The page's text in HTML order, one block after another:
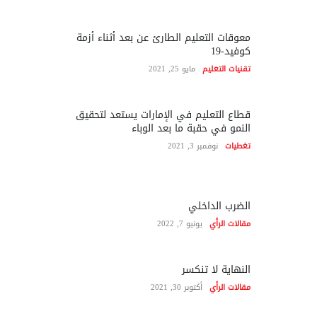
معوقات التعليم الطارئ عن بعد أثناء أزمة
كوفيد-19
تقنيات التعليم مايو 25, 2021
قطاع التعليم في الإمارات يستعد لتحقيق
النمو في حقبة ما بعد الوباء
تغطيات نوفمبر 3, 2021
الضرب الداخلي
مقالات الرأي يونيو 7, 2022
النهاية لا تنكسر
مقالات الرأي أكتوبر 30, 2021